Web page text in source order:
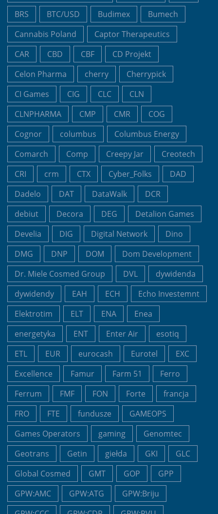
BRS
BTC/USD Budimex
Bumech
Cannabis Poland
Captor Therapeutics
CAR
CBD CBF
CD Projekt
Celon Pharma
cherry
Cherrypick
CI Games
CIG CLC
CLN
CLNPHARMA
CMP CMR
COG
Cognor
columbus
Columbus Energy
Comarch
Comp Creepy Jar
Creotech
CRI
crm CTX Cyber_Folks
DAD
Dadelo
DAT DataWalk
DCR
debiut
Decora DEG
Detalion Games
Develia
DIG Digital Network
Dino
DMG
DNP DOM
Dom Development
Dr. Miele Cosmed Group
DVL
dywidenda
dywidendy
EAH ECH
Echo Investemnt
Elektrotim
ELT ENA
Enea
energetyka
ENT Enter Air
esotiq
ETL
EUR eurocash Eurotel
EXC
Excellence
Famur Farm 51
Ferro
Ferrum
FMF FON Forte
francja
FRO
FTE fundusze
GAMEOPS
Games Operators
gaming
Genomtec
Geotrans
Getin giełda GKI
GLC
Global Cosmed
GMT GOP
GPP
GPW:AMC
GPW:ATG
GPW:Briju